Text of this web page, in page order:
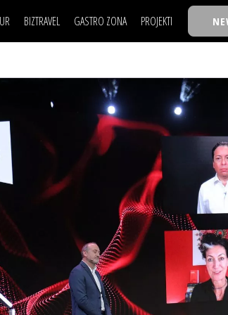
BIZTRAVEL GASTRO ZONA PROJEKTI
TASTY TALKS
30 ISPOD 30
BACK TO
BIZBENDOVI
BIZKOLEGIJUM
BMW BIZNIS
BIZLIFE WEEK
IZJAVA GODINE
SCENA
SVET
NAJKOLEGA
30 ISPOD 30
BACK TO
BIZBENDOVI
BIZKOLEGIJUM
BMW BIZNIS
BIZLIFE WEEK
IZJAVA GODINE